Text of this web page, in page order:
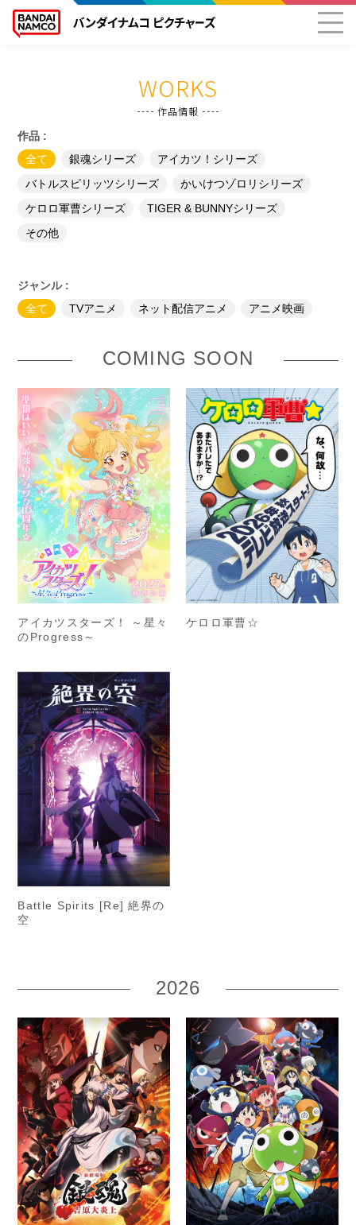
WORKS
作品情報
作品 :
全て
銀魂シリーズ
アイカツ！シリーズ
バトルスピリッツシリーズ
かいけつゾロリシリーズ
ケロロ軍曹シリーズ
TIGER & BUNNYシリーズ
その他
ジャンル :
全て
TVアニメ ネット配信アニメ アニメ映画
COMING SOON
アイカツスターズ！ ～星々
のProgress～
ケロロ軍曹☆
Battle Spirits [Re] 絶界の
空
2026